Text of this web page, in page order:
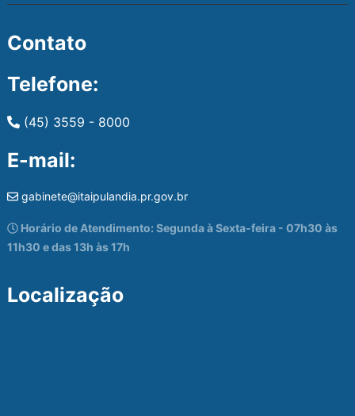
Contato
Telefone:
(45) 3559 - 8000
E-mail:
gabinete@itaipulandia.pr.gov.br
Horário de Atendimento: Segunda à Sexta-feira - 07h30 às
11h30 e das 13h às 17h
Localização